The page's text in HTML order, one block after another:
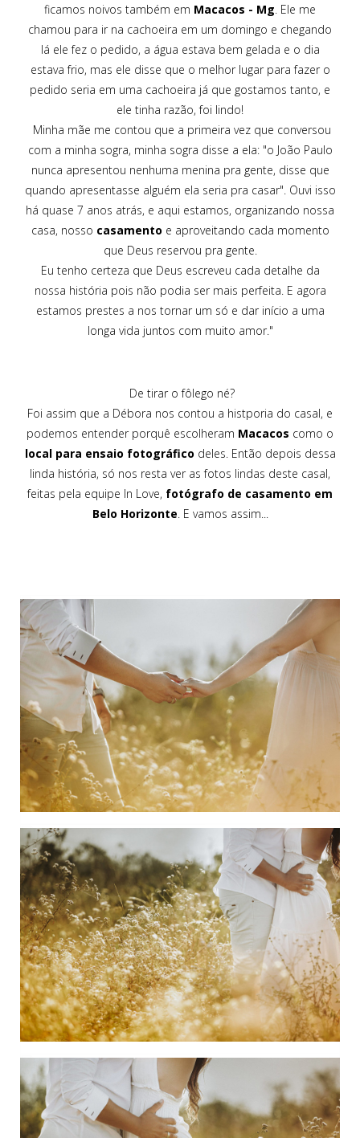
ficamos noivos também em Macacos - Mg. Ele me
chamou para ir na cachoeira em um domingo e chegando
lá ele fez o pedido, a água estava bem gelada e o dia
estava frio, mas ele disse que o melhor lugar para fazer o
pedido seria em uma cachoeira já que gostamos tanto, e
ele tinha razão, foi lindo!
Minha mãe me contou que a primeira vez que conversou
com a minha sogra, minha sogra disse a ela: "o João Paulo
nunca apresentou nenhuma menina pra gente, disse que
quando apresentasse alguém ela seria pra casar". Ouvi isso
há quase 7 anos atrás, e aqui estamos, organizando nossa
casa, nosso casamento e aproveitando cada momento
que Deus reservou pra gente.
Eu tenho certeza que Deus escreveu cada detalhe da
nossa história pois não podia ser mais perfeita. E agora
estamos prestes a nos tornar um só e dar início a uma
longa vida juntos com muito amor."
De tirar o fôlego né?
Foi assim que a Débora nos contou a histporia do casal, e
podemos entender porquê escolheram Macacos como o
local para ensaio fotográfico deles. Então depois dessa
linda história, só nos resta ver as fotos lindas deste casal,
feitas pela equipe In Love, fotógrafo de casamento em
Belo Horizonte. E vamos assim...